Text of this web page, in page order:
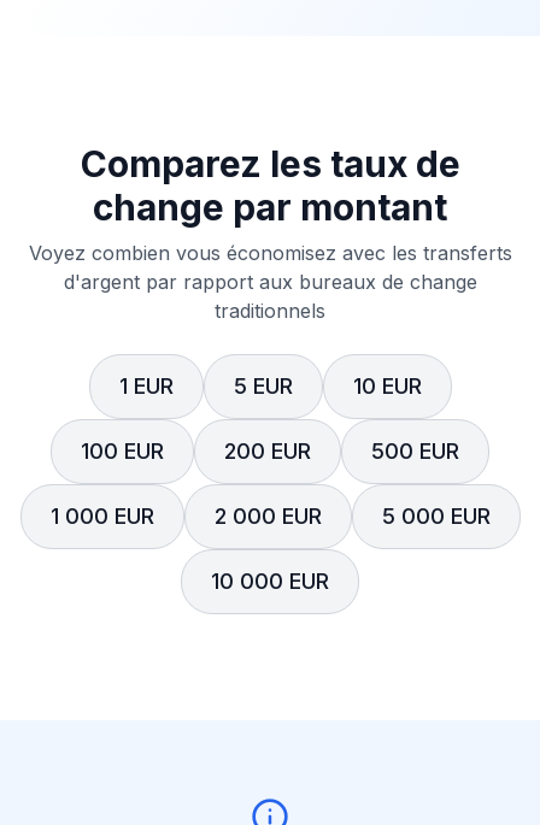
Comparez les taux de
change par montant
Voyez combien vous économisez avec les transferts
d'argent par rapport aux bureaux de change
traditionnels
1 EUR 5 EUR 10 EUR
100 EUR 200 EUR 500 EUR
1 000 EUR 2 000 EUR 5 000 EUR
10 000 EUR